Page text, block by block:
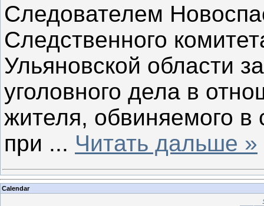
Следователем
Следственного
Ульяновской области
уголовного дела в
жителя, обвиняемого
при ... Читать дальше »
Calendar